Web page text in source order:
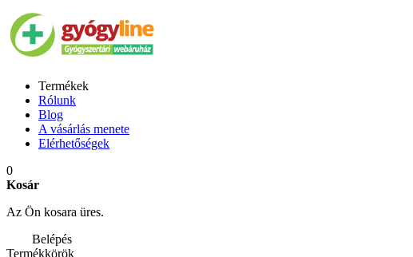
Termékek
Rólunk
Blog
A vásárlás menete
Elérhetőségek
0
Kosár
Az Ön kosara üres.
Belépés
Termékkörök